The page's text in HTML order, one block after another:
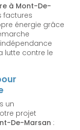
à Mont-De-
factures
énergie grâce
lutte contre le
un
projet
De-Marsan :